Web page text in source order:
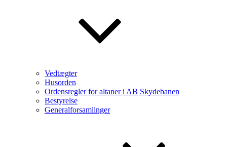
Vedtægter
Husorden
Ordensregler for altaner i AB Skydebanen
Bestyrelse
Generalforsamlinger